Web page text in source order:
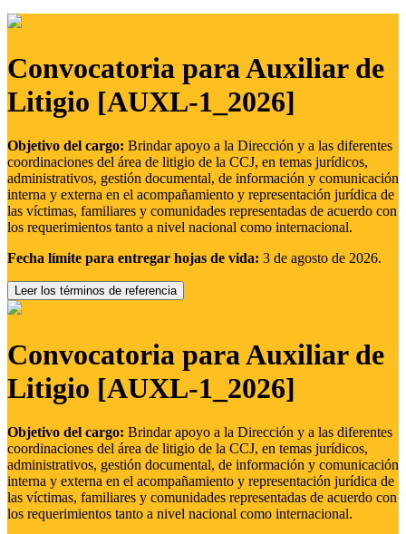
Convocatoria para Auxiliar de
Litigio [AUXL-1_2026]
Objetivo del cargo: Brindar apoyo a la Dirección y a las diferentes
coordinaciones del área de litigio de la CCJ, en temas jurídicos,
administrativos, gestión documental, de información y comunicación
interna y externa en el acompañamiento y representación jurídica de
las víctimas, familiares y comunidades representadas de acuerdo con
los requerimientos tanto a nivel nacional como internacional.
Fecha límite para entregar hojas de vida: 3 de agosto de 2026.
Leer los términos de referencia
Convocatoria para Auxiliar de
Litigio [AUXL-1_2026]
Objetivo del cargo: Brindar apoyo a la Dirección y a las diferentes
coordinaciones del área de litigio de la CCJ, en temas jurídicos,
administrativos, gestión documental, de información y comunicación
interna y externa en el acompañamiento y representación jurídica de
las víctimas, familiares y comunidades representadas de acuerdo con
los requerimientos tanto a nivel nacional como internacional.